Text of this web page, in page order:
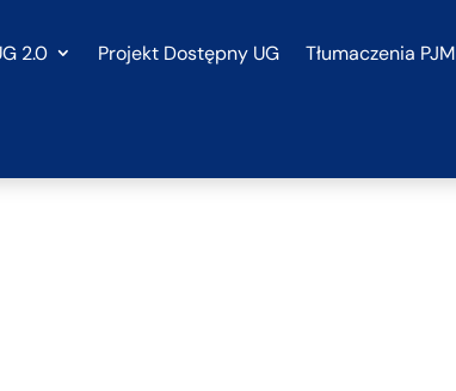
2.0 Projekt Dostępny UG Tłumaczenia PJM